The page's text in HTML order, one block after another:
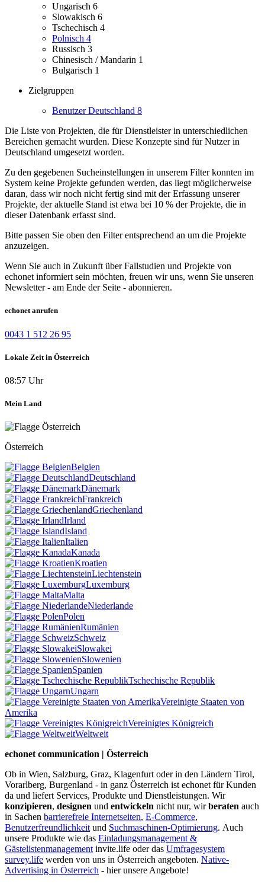
Ungarisch 6
Slowakisch 6
Tschechisch 4
Polnisch 4
Russisch 3
Chinesisch / Mandarin 1
Bulgarisch 1
Zielgruppen
Benutzer Deutschland 8
Die Liste von Projekten, die für Dienstleister in unterschiedlichen
Bereichen gemacht wurden. Diese Konzepte sind für Nutzer in
Deutschland umgesetzt worden.
Zu den gegebenen Sucheinstellungen in unserem Filter konnten im
System keine Projekte gefunden werden, das liegt möglicherweise
daran, dass wir noch nicht fertig sind mit der Erfassung unserer
Projekte, der aktuelle Stand ist etwa bei 10 % der Projekte, die in
dieser Datenbank erfasst sind.
Bitte passen Sie oben den Filter entsprechend an um die Projekte
anzuzeigen.
Wenn Sie auch in Zukunft über Fallstudien und Projekte von
echonet informiert sein möchten, freuen wir uns, wenn Sie unseren
Newsletter - am Ende der Seite - abonnieren.
echonet anrufen
0043 1 512 26 95
Lokale Zeit in Österreich
08:57 Uhr
Mein Land
Österreich
Belgien
Deutschland
Dänemark
Frankreich
Griechenland
Irland
Island
Italien
Kanada
Kroatien
Liechtenstein
Luxemburg
Malta
Niederlande
Polen
Rumänien
Schweiz
Slowakei
Slowenien
Spanien
Tschechische Republik
Ungarn
Vereinigte Staaten von
Amerika
Vereinigtes Königreich
Weltweit
echonet communication | Österreich
Ob in Wien, Salzburg, Graz, Klagenfurt oder in den Ländern Tirol,
Vorarlberg, Burgenland - in ganz Österreich ist echonet für Kunden
da und liefert Services, Produkte und Dienstleistungen. Wir
konzipieren, designen und entwickeln nicht nur, wirberaten auch
in Sachen barrierefreie Internetseiten, E-Commerce,
Benutzerfreundlichkeit und Suchmaschinen-Optimierung. Auch
unsere Produkte wie das Einladungsmanagement &
Gästelistenmanagement invite.life oder das Umfragesystem
survey.life werden von uns in Österreich angeboten. Native-
Advertising in Österreich - hier unsere Angebote!